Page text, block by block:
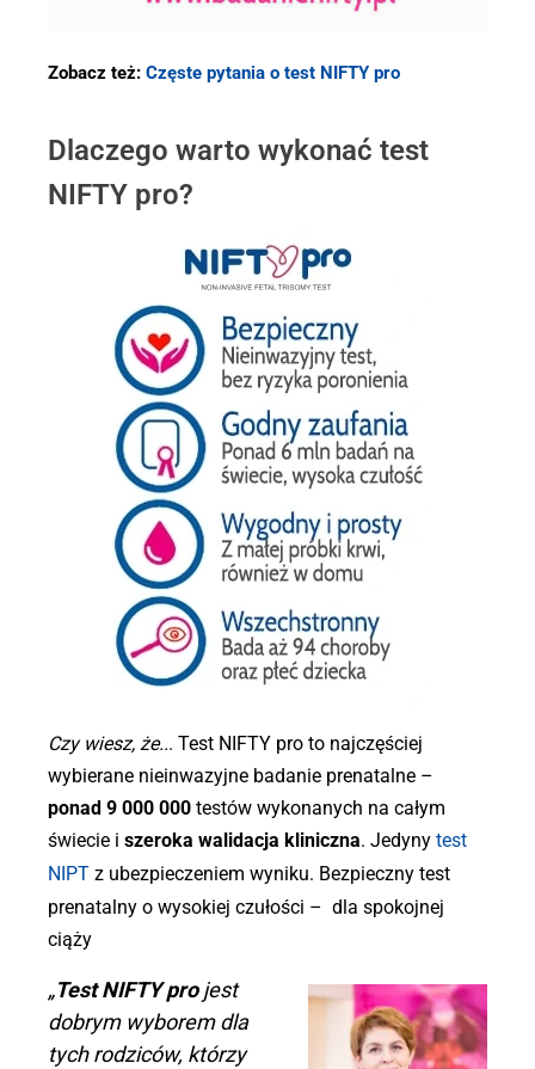
Zobacz też: Częste pytania o test NIFTY pro
Dlaczego warto wykonać test
NIFTY pro?
Czy wiesz, że... Test NIFTY pro to najczęściej
wybierane nieinwazyjne badanie prenatalne –
ponad 9 000 000 testów wykonanych na całym
świecie i szeroka walidacja kliniczna. Jedyny test
NIPT z ubezpieczeniem wyniku. Bezpieczny test
prenatalny o wysokiej czułości – dla spokojnej
ciąży
„Test NIFTY projest
dobrym wyborem dla
tych rodziców, którzy